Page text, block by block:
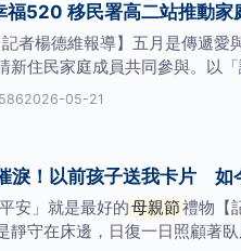
福520 移民署高二站推動家
記者楊德維報導】五月是傳遞
新住民家庭成員共同參與。以
2026-05-21
淚！以前孩子送我卡片 如
安」就是最好的母親節禮物【
靜守在床邊，日復一日照顧著